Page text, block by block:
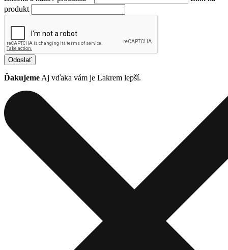
produkt
Odoslať
Ďakujeme Aj vďaka vám je Lakrem lepší.